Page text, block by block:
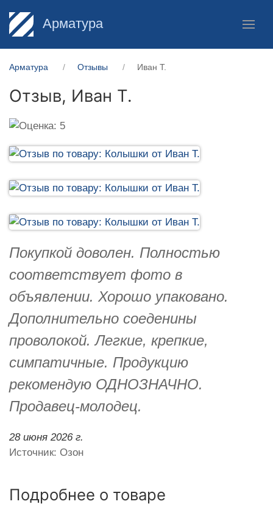
Арматура
Арматура Отзывы Иван Т.
Отзыв, Иван Т.
Покупкой доволен. Полностью
соответствует фото в
объявлении. Хорошо упаковано.
Дополнительно соеденины
проволокой. Легкие, крепкие,
симпатичные. Продукцию
рекомендую ОДНОЗНАЧНО.
Продавец-молодец.
28 июня 2026 г.
Источник: Озон
Подробнее о товаре